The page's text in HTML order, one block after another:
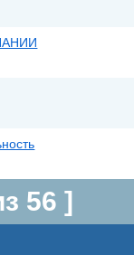
56 ]